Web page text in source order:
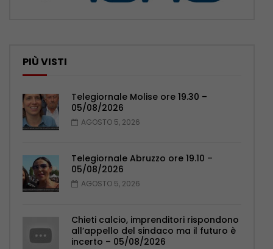
PIÙ VISTI
Telegiornale Molise ore 19.30 –
05/08/2026
AGOSTO 5, 2026
Telegiornale Abruzzo ore 19.10 –
05/08/2026
AGOSTO 5, 2026
Chieti calcio, imprenditori rispondono
all’appello del sindaco ma il futuro è
incerto – 05/08/2026